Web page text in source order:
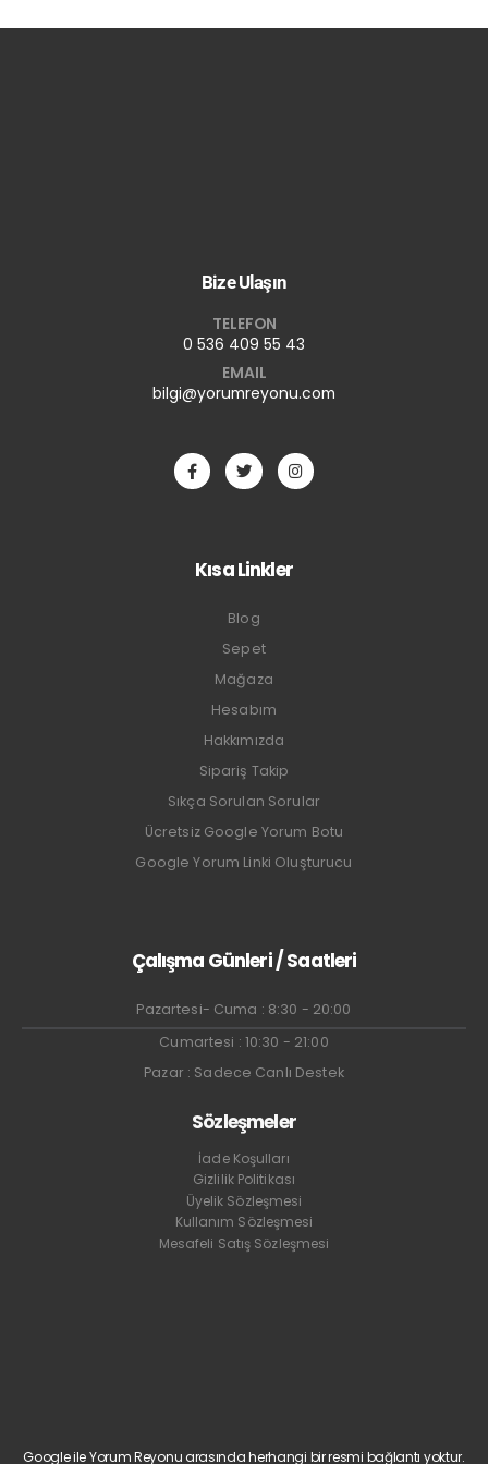
Bize Ulaşın
TELEFON
0 536 409 55 43
EMAIL
bilgi@yorumreyonu.com
Kısa Linkler
Blog
Sepet
Mağaza
Hesabım
Hakkımızda
Sipariş Takip
Sıkça Sorulan Sorular
Ücretsiz Google Yorum Botu
Google Yorum Linki Oluşturucu
Çalışma Günleri / Saatleri
Pazartesi- Cuma : 8:30 - 20:00
Cumartesi : 10:30 - 21:00
Pazar : Sadece Canlı Destek
Sözleşmeler
İade Koşulları
Gizlilik Politikası
Üyelik Sözleşmesi
Kullanım Sözleşmesi
Mesafeli Satış Sözleşmesi
Google ile Yorum Reyonu arasında herhangi bir resmi bağlantı yoktur.